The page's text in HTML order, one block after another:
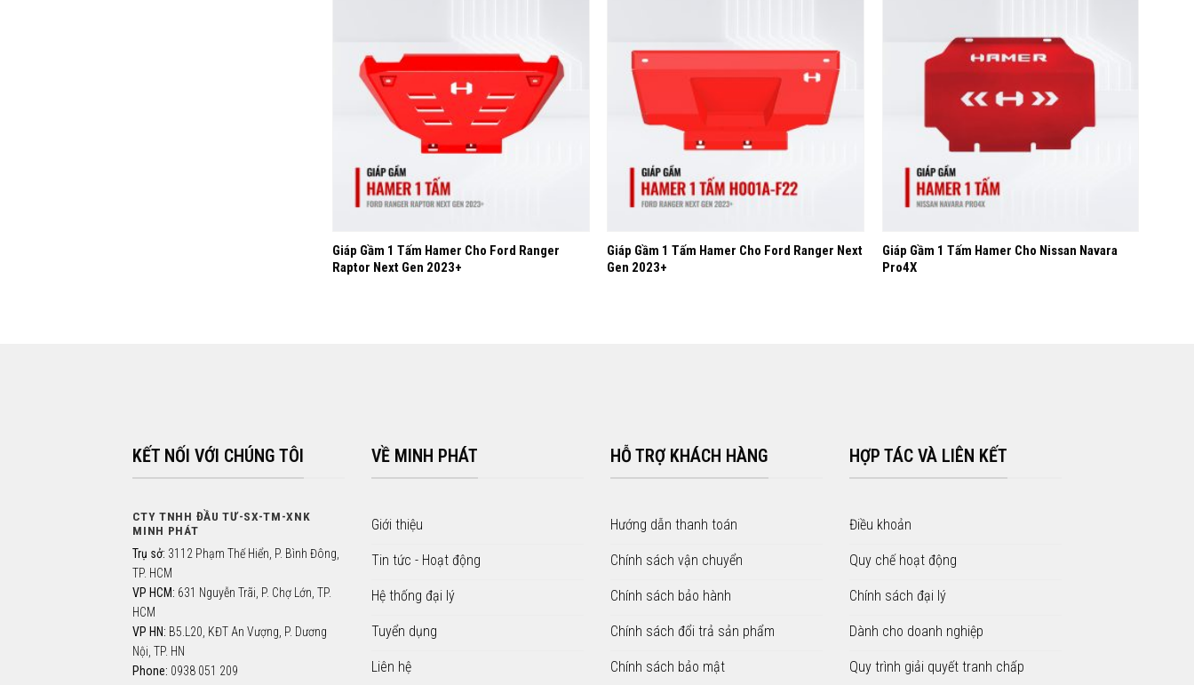
Giáp Gầm 1 Tấm Hamer Cho Ford Ranger
Raptor Next Gen 2023+
Giáp Gầm 1 Tấm Hamer Cho Ford Ranger Next
Gen 2023+
Giáp Gầm 1 Tấm Hamer Cho Nissan Navara
Pro4X
KẾT NỐI VỚI CHÚNG TÔI
CTY TNHH ĐẦU TƯ-SX-TM-XNK
MINH PHÁT
Trụ sở: 3112 Phạm Thế Hiển, P. Bình Đông,
TP. HCM
VP HCM: 631 Nguyễn Trãi, P. Chợ Lớn, TP.
HCM
VP HN: B5.L20, KĐT An Vượng, P. Dương
Nội, TP. HN
Phone: 0938 051 209
VỀ MINH PHÁT
Giới thiệu
Tin tức - Hoạt động
Hệ thống đại lý
Tuyển dụng
Liên hệ
HỖ TRỢ KHÁCH HÀNG
Hướng dẫn thanh toán
Chính sách vận chuyển
Chính sách bảo hành
Chính sách đổi trả sản phẩm
Chính sách bảo mật
HỢP TÁC VÀ LIÊN KẾT
Điều khoản
Quy chế hoạt động
Chính sách đại lý
Dành cho doanh nghiệp
Quy trình giải quyết tranh chấp